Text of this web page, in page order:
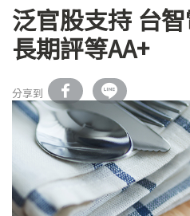
泛官股支持 台
長期評等AA+
分享到